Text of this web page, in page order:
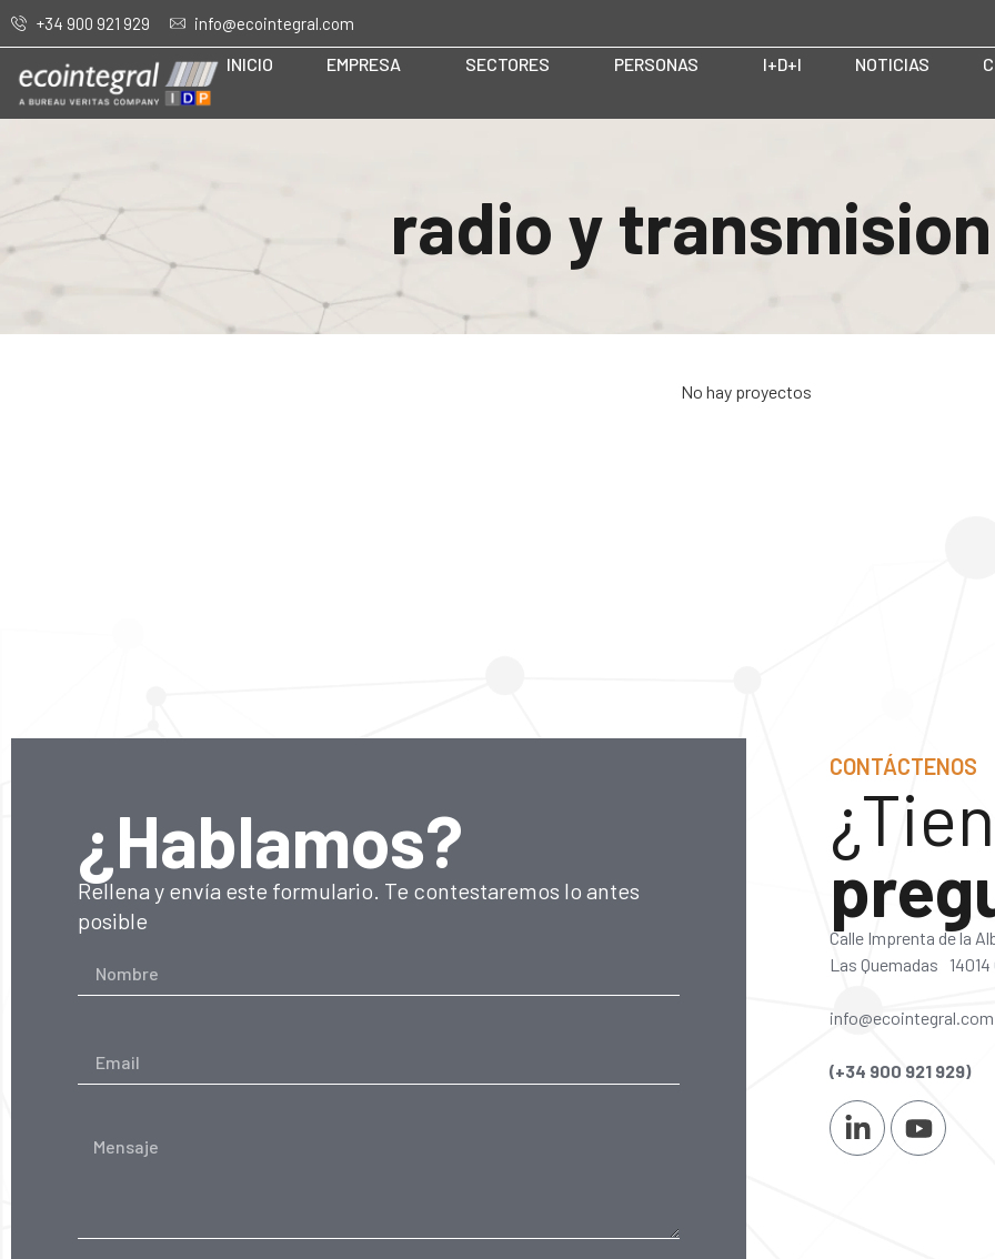
+34 900 921 929 info@ecointegral.com
INICIO EMPRESA SECTORES PERSONAS I+D+I NOTICIAS
radio y
No hay proyectos
¿Hablamos?
Rellena y envía este formulario. Te contestaremos lo antes
posible
CONTÁCTENOS
Calle Imprenta de la
Las Quemadas 14014
info@ecointegral.com
(+34 900 921 929)